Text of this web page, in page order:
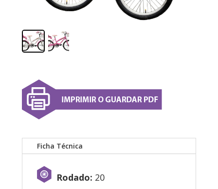
Ficha Técnica
Rodado: 20